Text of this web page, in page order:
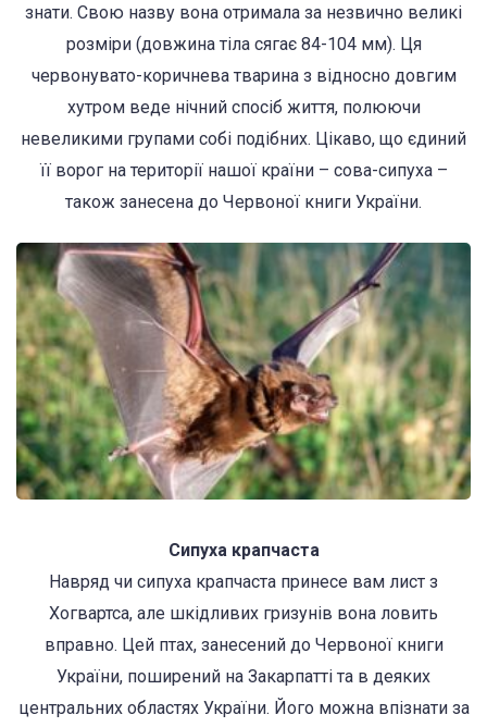
знати. Свою назву вона отримала за незвично великі
розміри (довжина тіла сягає 84-104 мм). Ця
червонувато-коричнева тварина з відносно довгим
хутром веде нічний спосіб життя, полюючи
невеликими групами собі подібних. Цікаво, що єдиний
її ворог на території нашої країни – сова-сипуха –
також занесена до Червоної книги України.
Сипуха крапчаста
Навряд чи сипуха крапчаста принесе вам лист з
Хогвартса, але шкідливих гризунів вона ловить
вправно. Цей птах, занесений до Червоної книги
України, поширений на Закарпатті та в деяких
центральних областях України. Його можна впізнати за